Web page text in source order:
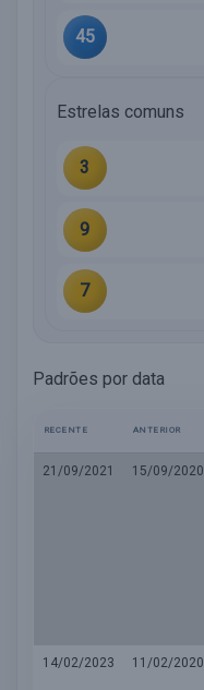
45
Estrelas comuns
3
9
7
Padrões por data
RECENTE ANTERIOR
21/09/2021 15/09/2020
14/02/2023 11/02/2020